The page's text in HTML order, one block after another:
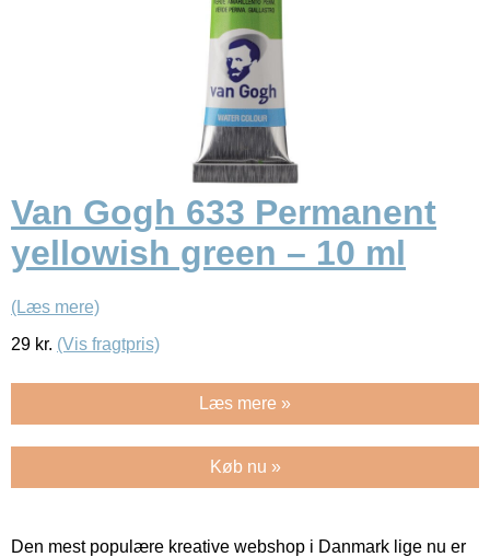
Van Gogh 633 Permanent
yellowish green – 10 ml
(Læs mere)
29 kr. (Vis fragtpris)
Læs mere »
Køb nu »
Den mest populære kreative webshop i Danmark lige nu er